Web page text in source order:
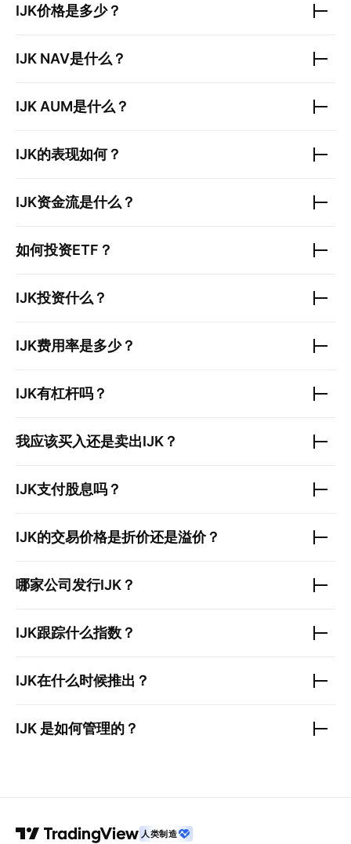
IJK价格是多少？
IJK NAV是什么？
IJK AUM是什么？
IJK的表现如何？
IJK资金流是什么？
如何投资ETF？
IJK投资什么？
IJK费用率是多少？
IJK有杠杆吗？
我应该买入还是卖出IJK ？
IJK支付股息吗？
IJK的交易价格是折价还是溢价？
哪家公司发行IJK ？
IJK跟踪什么指数？
IJK在什么时候推出？
IJK 是如何管理的？
人类制造